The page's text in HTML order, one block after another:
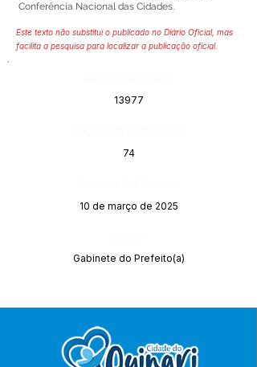
Conferência Nacional das Cidades.
Este texto não substitui o publicado no Diário Oficial, mas
facilita a pesquisa para localizar a publicação oficial.
13977
74
10 de março de 2025
Gabinete do Prefeito(a)